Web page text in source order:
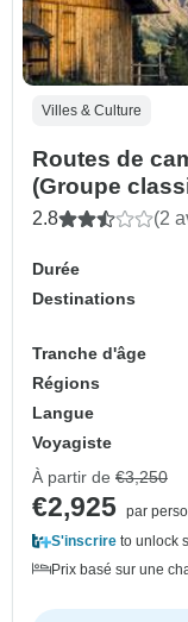
Villes & Culture
Routes de
(Groupe
2.8 (2
Durée
Destinations
Tranche d'âge
Régions
Langue
Voyagiste
À partir de €3,250
€2,925 par
S'inscrire to unlock
Prix basé sur une